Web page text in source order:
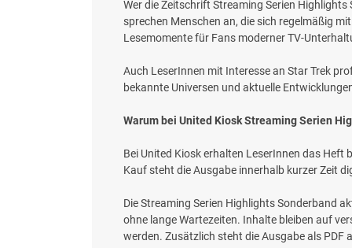
Wer die Zeitschrift Streaming Serien
sprechen Menschen an, die sich regelmäßig
Lesemomente für Fans moderner TV-
Auch LeserInnen mit Interesse an Star Trek
bekannte Universen und aktuelle
Warum bei United Kiosk Streaming Serien
Bei United Kiosk erhalten LeserInnen das
Kauf steht die Ausgabe innerhalb kurzer Zeit
Die Streaming Serien Highlights Sonderband
ohne lange Wartezeiten. Inhalte bleiben auf
werden. Zusätzlich steht die Ausgabe als PDF